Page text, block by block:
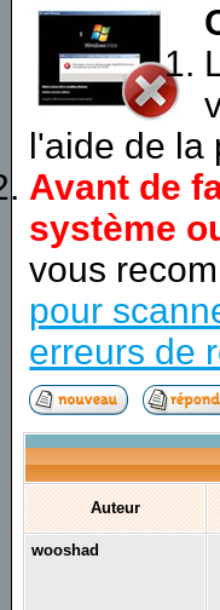
l'aide de la
Avant de
système
vous
pour
erreurs de
Auteur
wooshad